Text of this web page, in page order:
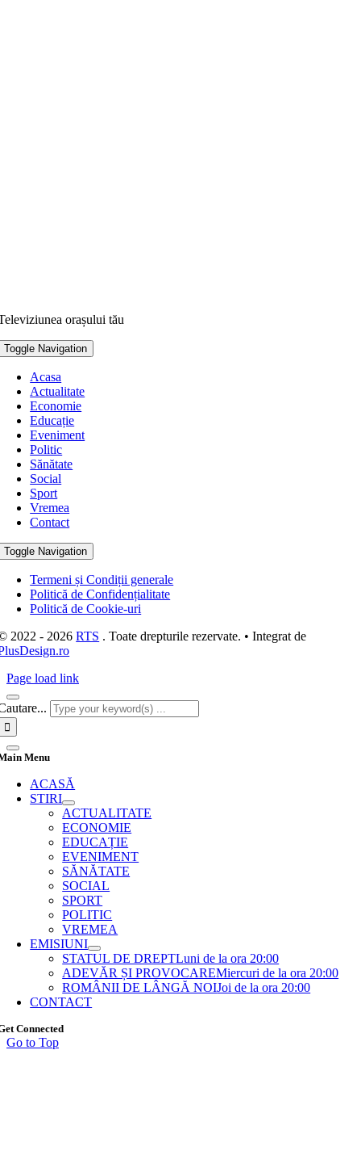
orașului tău
Toggle Navigation
Acasa
Actualitate
Economie
Educație
Eveniment
Politic
Sănătate
Social
Sport
Vremea
Contact
Toggle Navigation
Termeni și Condiții generale
Politică de Confidențialitate
Politică de Cookie-uri
2022 - 2026RTS . Toate drepturile rezervate. • Integrat de
Page load link
Menu
ACASĂ
STIRI
ACTUALITATE
ECONOMIE
EDUCAȚIE
EVENIMENT
SĂNĂTATE
SOCIAL
SPORT
POLITIC
VREMEA
EMISIUNI
STATUL DE DREPTLuni de la ora 20:00
ADEVĂR ȘI PROVOCAREMiercuri de la ora 20:00
ROMÂNII DE LÂNGĂ NOIJoi de la ora 20:00
CONTACT
Connected
Go to Top